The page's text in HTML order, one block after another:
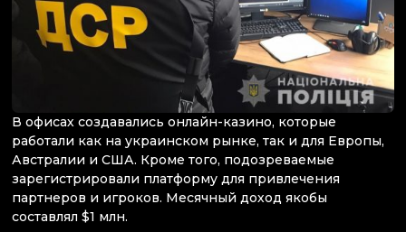
В офисах создавались онлайн-казино, которые
работали как на украинском рынке, так и для Европы,
Австралии и США. Кроме того, подозреваемые
зарегистрировали платформу для привлечения
партнеров и игроков. Месячный доход якобы
составлял $1 млн.